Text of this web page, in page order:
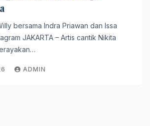
bersama Indra Priawan dan Issa
JAKARTA – Artis cantik Nikita
ADMIN